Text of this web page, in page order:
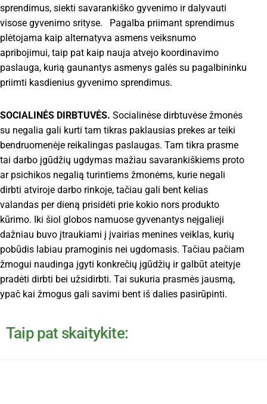
sprendimus, siekti savarankiško gyvenimo ir dalyvauti
visose gyvenimo srityse. Pagalba priimant sprendimus
plėtojama kaip alternatyva asmens veiksnumo
apribojimui, taip pat kaip nauja atvejo koordinavimo
paslauga, kurią gaunantys asmenys galės su pagalbininku
priimti kasdienius gyvenimo sprendimus.
SOCIALINĖS DIRBTUVĖS. Socialinėse dirbtuvėse žmonės
su negalia gali kurti tam tikras paklausias prekes ar teiki
bendruomenėje reikalingas paslaugas. Tam tikra prasme
tai darbo įgūdžių ugdymas mažiau savarankiškiems proto
ar psichikos negalią turintiems žmonėms, kurie negali
dirbti atviroje darbo rinkoje, tačiau gali bent kelias
valandas per dieną prisidėti prie kokio nors produkto
kūrimo. Iki šiol globos namuose gyvenantys neįgalieji
dažniau buvo įtraukiami į įvairias menines veiklas, kurių
pobūdis labiau pramoginis nei ugdomasis. Tačiau pačiam
žmogui naudinga įgyti konkrečių įgūdžių ir galbūt ateityje
pradėti dirbti bei užsidirbti. Tai sukuria prasmės jausmą,
ypač kai žmogus gali savimi bent iš dalies pasirūpinti.
Taip pat skaitykite: